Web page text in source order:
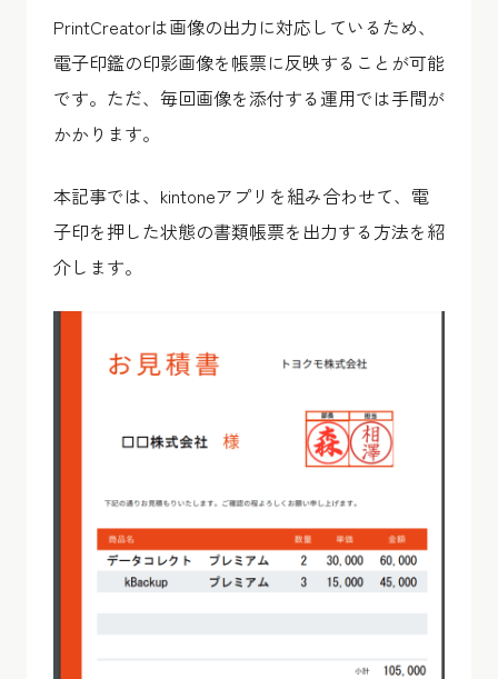
PrintCreatorは画像の出力に対応しているため、
電子印鑑の印影画像を帳票に反映することが可能
です。ただ、毎回画像を添付する運用では手間が
かかります。
本記事では、kintoneアプリを組み合わせて、電
子印を押した状態の書類帳票を出力する方法を紹
介します。